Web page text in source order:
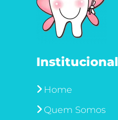
Institucional
Home
Quem Somos